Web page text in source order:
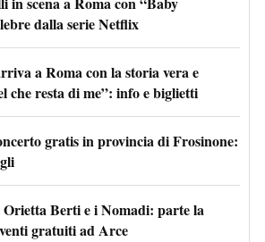
dalla serie Netflix
a Roma con la storia vera e
che resta di me”: info e biglietti
gratis in provincia di Frosinone:
Berti e i Nomadi: parte la
gratuiti ad Arce